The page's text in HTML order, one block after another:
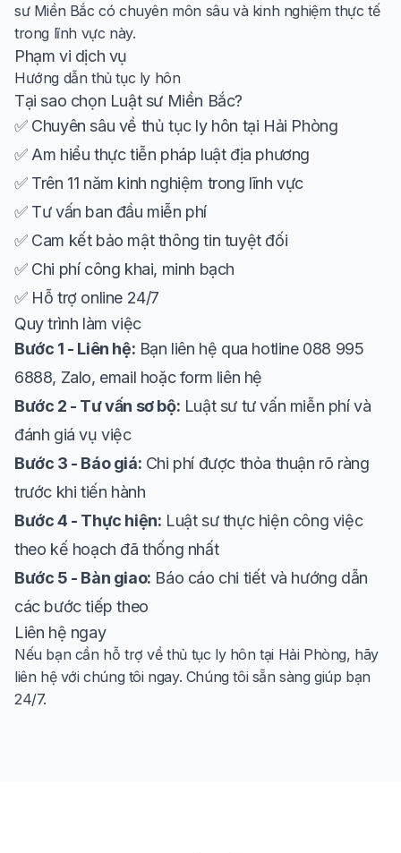
sư Miền Bắc có chuyên môn sâu và kinh nghiệm thực tế
trong lĩnh vực này.
Phạm vi dịch vụ
Hướng dẫn thủ tục ly hôn
Tại sao chọn Luật sư Miền Bắc?
✅ Chuyên sâu về thủ tục ly hôn tại Hải Phòng
✅ Am hiểu thực tiễn pháp luật địa phương
✅ Trên 11 năm kinh nghiệm trong lĩnh vực
✅ Tư vấn ban đầu miễn phí
✅ Cam kết bảo mật thông tin tuyệt đối
✅ Chi phí công khai, minh bạch
✅ Hỗ trợ online 24/7
Quy trình làm việc
Bước 1 - Liên hệ: Bạn liên hệ qua hotline 088 995
6888, Zalo, email hoặc form liên hệ
Bước 2 - Tư vấn sơ bộ: Luật sư tư vấn miễn phí và
đánh giá vụ việc
Bước 3 - Báo giá: Chi phí được thỏa thuận rõ ràng
trước khi tiến hành
Bước 4 - Thực hiện: Luật sư thực hiện công việc
theo kế hoạch đã thống nhất
Bước 5 - Bàn giao: Báo cáo chi tiết và hướng dẫn
các bước tiếp theo
Liên hệ ngay
Nếu bạn cần hỗ trợ về thủ tục ly hôn tại Hải Phòng, hãy
liên hệ với chúng tôi ngay. Chúng tôi sẵn sàng giúp bạn
24/7.